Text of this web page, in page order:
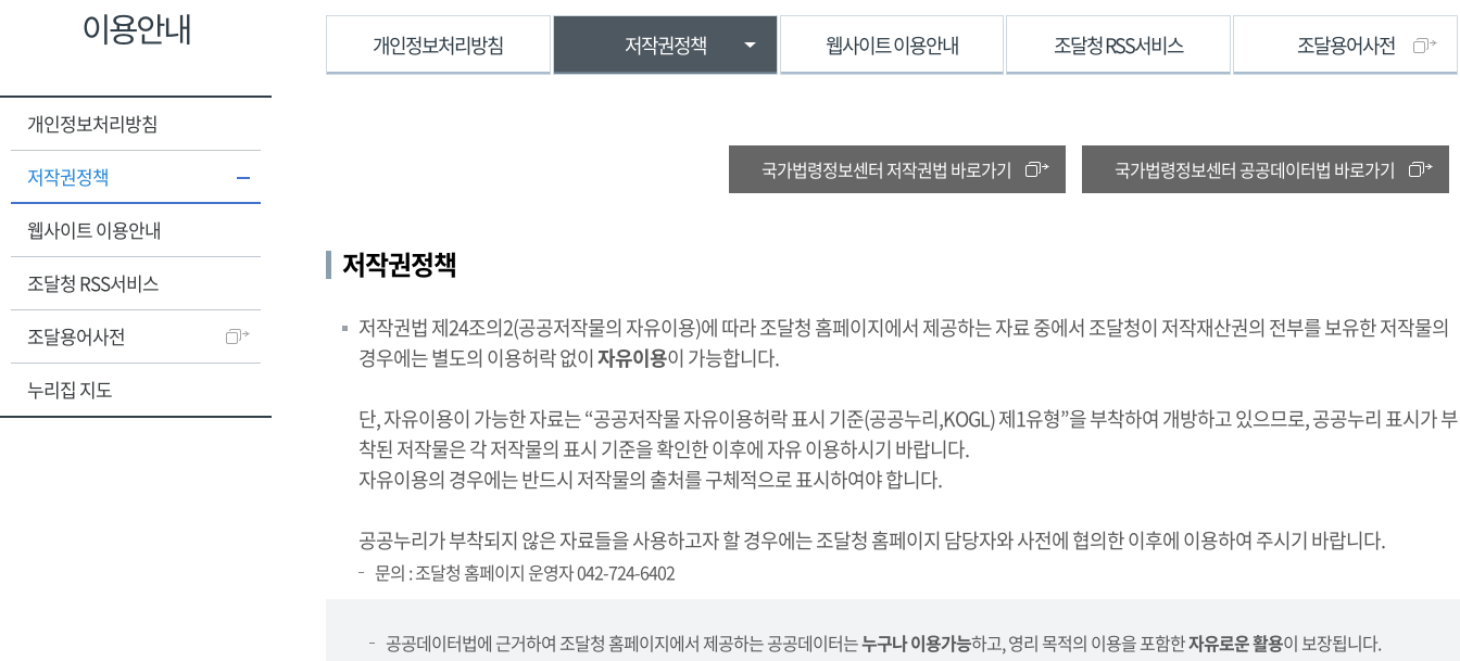
이용안내
개인정보처리방침
저작권정책
웹사이트 이용안내
조달청 RSS서비스
조달용어사전
누리집 지도
개인정보처리방침 저작권정책 웹사이트 이용안내 조달청 RSS서비스 조달용어사전
국가법령정보센터 저작권법 바로가기 국가법령정보센터 공공데이터법 바로가기
저작권정책
저작권법 제24조의2(공공저작물의 자유이용)에 따라 조달청 홈페이지에서 제공하는 자료 중에서 조달청이 저작재산권의 전부를 보유한 저작물의
경우에는 별도의 이용허락 없이자유이용이 가능합니다.
단, 자유이용이 가능한 자료는 “공공저작물 자유이용허락 표시 기준(공공누리,KOGL) 제1유형”을 부착하여 개방하고 있으므로, 공공누리 표시가 부
착된 저작물은 각 저작물의 표시 기준을 확인한 이후에 자유 이용하시기 바랍니다.
자유이용의 경우에는 반드시 저작물의 출처를 구체적으로 표시하여야 합니다.
공공누리가 부착되지 않은 자료들을 사용하고자 할 경우에는 조달청 홈페이지 담당자와 사전에 협의한 이후에 이용하여 주시기 바랍니다.
문의 : 조달청 홈페이지 운영자 042-724-6402
공공데이터법에 근거하여 조달청 홈페이지에서 제공하는 공공데이터는누구나 이용가능하고, 영리 목적의 이용을 포함한자유로운 활용이 보장됩니다.